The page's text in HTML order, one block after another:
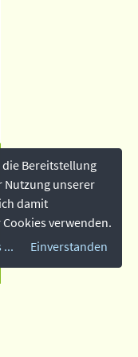
Bereitstellung
Nutzung unserer
damit
verwenden.
...
Einverstanden